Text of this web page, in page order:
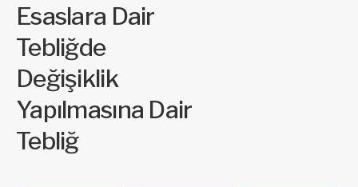
Esaslara Dair
Tebliğde
Değişiklik
Yapılmasına Dair
Tebliğ